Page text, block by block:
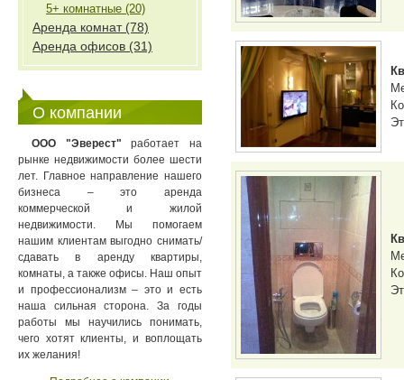
5+ комнатные (20)
Аренда комнат (78)
Аренда офисов (31)
О компании
ООО "Эверест" работает на
рынке недвижимости более шести
лет. Главное направление нашего
бизнеса – это аренда
коммерческой и жилой
недвижимости. Мы помогаем
нашим клиентам выгодно снимать/
сдавать в аренду квартиры,
комнаты, а также офисы. Наш опыт
и профессионализм – это и есть
наша сильная сторона. За годы
работы мы научились понимать,
чего хотят клиенты, и воплощать
их желания!